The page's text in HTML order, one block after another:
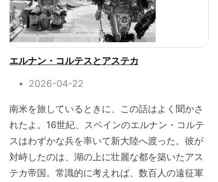
エルナン・コルテスとアステカ
2026-04-22
南米を旅しているときに、この話はよく聞かさ
れたよ。16世紀、スペインのエルナン・コルテ
スはわずかな兵を率いて新大陸へ渡った。彼が
対峙したのは、湖の上に壮麗な都を築いたアス
テカ帝国。常識的に考えれば、数百人の遠征軍